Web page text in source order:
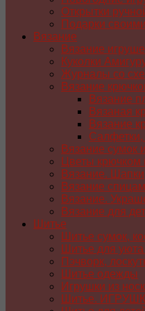
Открытки
Подарки
Вязание
Вязание
Куколки
Журналы со
Вязание
Вязание
Вязаная
Вязание
Салфетки,
Вязание сумок
Цветы
Вязание.
Вязание
Вязание.
Вязание для
Шитье
Шитье сумок,
Шитье для
Пэчворк,
Шитье одежды
Игрушки из
Шитье.